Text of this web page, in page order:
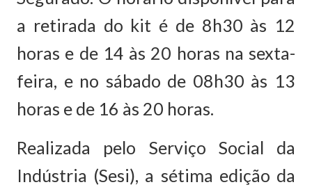
a retirada do kit é de 8h30 às 12
horas e de 14 às 20 horas na sexta-
feira, e no sábado de 08h30 às 13
horas e de 16 às 20 horas.
Realizada pelo Serviço Social da
Indústria (Sesi), a sétima edição da